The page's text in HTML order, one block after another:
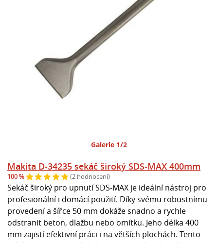
Galerie 1/2
Makita D-34235 sekáč široký SDS-MAX 400mm
100 % (2 hodnocení)
Sekáč široký pro upnutí SDS-MAX je ideální nástroj pro
profesionální i domácí použití. Díky svému robustnímu
provedení a šířce 50 mm dokáže snadno a rychle
odstranit beton, dlažbu nebo omítku. Jeho délka 400
mm zajistí efektivní práci i na větších plochách. Tento